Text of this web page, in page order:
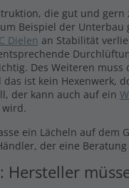
die gut und
Beispiel der
Dielen an Stabilität
Des Weiteren
ist kein Hexenwerk,
der kann auch auf ein
ein Lächeln auf
der eine
Hersteller